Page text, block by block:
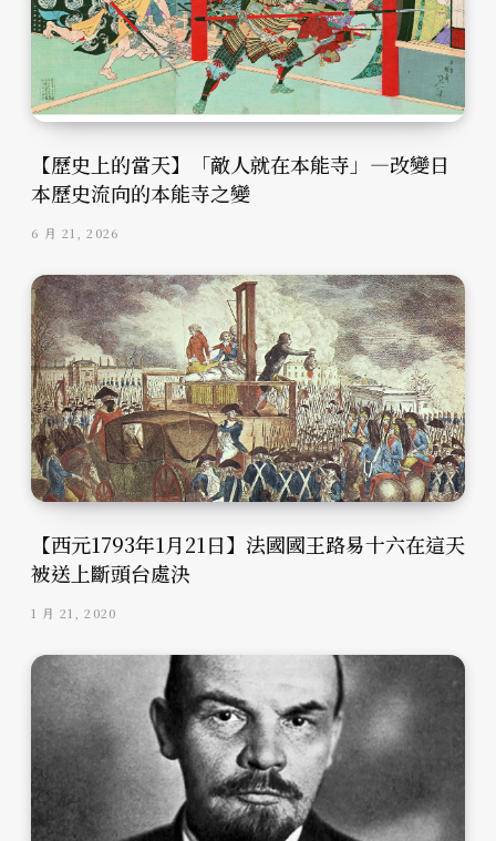
【歷史上的當天】「敵人就在本能寺」—改變日
本歷史流向的本能寺之變
6 月 21, 2026
【西元1793年1月21日】法國國王路易十六在這天
被送上斷頭台處決
1 月 21, 2020